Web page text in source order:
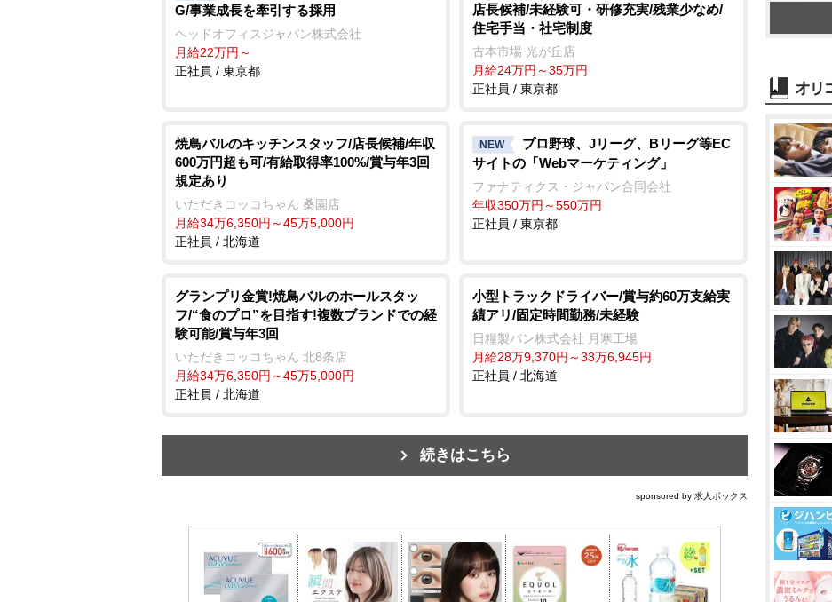
G/事業成長を牽引する採用
ヘッドオフィスジャパン株式会社
月給22万円～
正社員 / 東京都
店長候補/未経験可・研修充実/残業少なめ/
住宅手当・社宅制度
古本市場 光が丘店
月給24万円～35万円
正社員 / 東京都
焼鳥バルのキッチンスタッフ/店長候補/年収
600万円超も可/有給取得率100%/賞与年3回
規定あり
いただきコッコちゃん 桑園店
月給34万6,350円～45万5,000円
正社員 / 北海道
NEW
プロ野球、Jリーグ、Bリーグ等EC
サイトの「Webマーケティング」
ファナティクス・ジャパン合同会社
年収350万円～550万円
正社員 / 東京都
グランプリ金賞!焼鳥バルのホールスタッ
フ/“食のプロ”を目指す!複数ブランドでの経
験可能/賞与年3回
いただきコッコちゃん 北8条店
月給34万6,350円～45万5,000円
正社員 / 北海道
小型トラックドライバー/賞与約60万支給実
績アリ/固定時間勤務/未経験
日糧製パン株式会社 月寒工場
月給28万9,370円～33万6,945円
正社員 / 北海道
続きはこちら
sponsored by 求人ボックス